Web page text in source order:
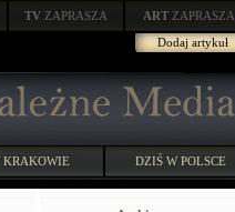
TV ZAPRASZA ART ZAPRASZA
Dodaj artykuł
KRAKOWIE DZIŚ W POLSCE